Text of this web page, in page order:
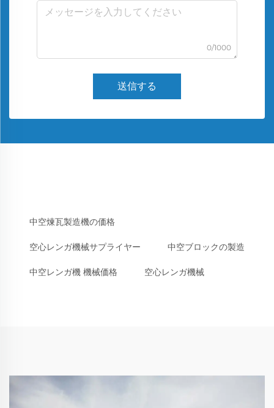
0/1000
送信する
中空煉瓦製造機の価格
空心レンガ機械サプライヤー 中空ブロックの製造
中空レンガ機 機械価格 空心レンガ機械